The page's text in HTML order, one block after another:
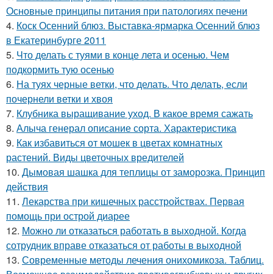
Основные принципы питания при патологиях печени
4. Коск Осенний блюз. Выставка-ярмарка Осенний блюз
в Екатеринбурге 2011
5. Что делать с туями в конце лета и осенью. Чем
подкормить тую осенью
6. На туях черные ветки, что делать. Что делать, если
почернели ветки и хвоя
7. Клубника выращивание уход. В какое время сажать
8. Алыча генерал описание сорта. Характеристика
9. Как избавиться от мошек в цветах комнатных
растений. Виды цветочных вредителей
10. Дымовая шашка для теплицы от заморозка. Принцип
действия
11. Лекарства при кишечных расстройствах. Первая
помощь при острой диарее
12. Можно ли отказаться работать в выходной. Когда
сотрудник вправе отказаться от работы в выходной
13. Современные методы лечения онихомикоза. Таблиц.